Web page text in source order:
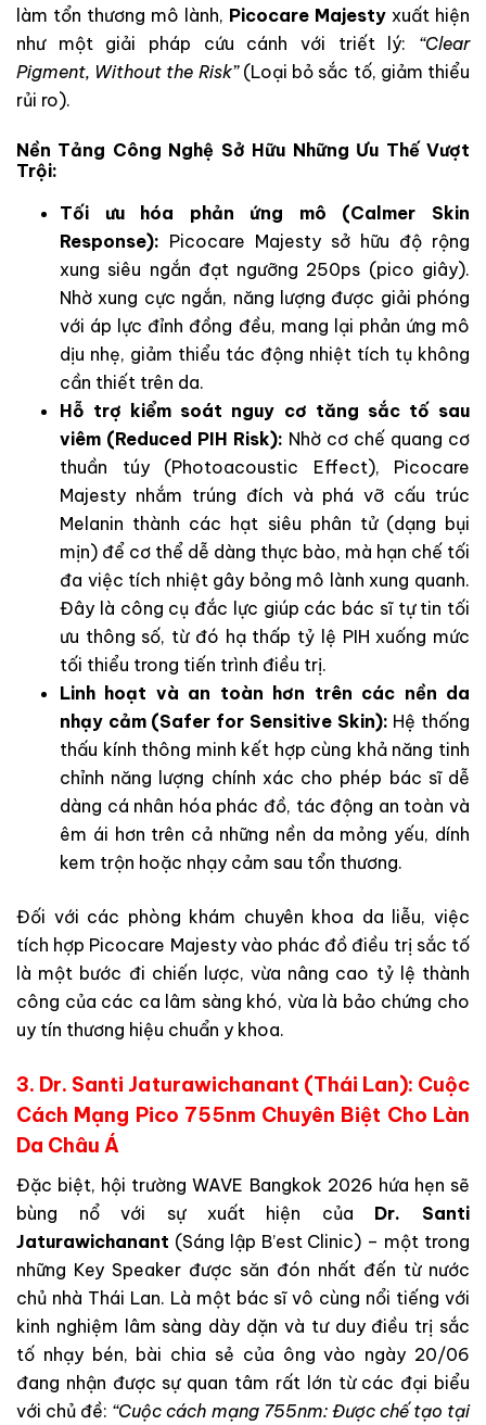
làm tổn thương mô lành, Picocare Majesty xuất hiện
như một giải pháp cứu cánh với triết lý: “Clear
Pigment, Without the Risk”(Loại bỏ sắc tố, giảm thiểu
rủi ro).
Nền Tảng Công Nghệ Sở Hữu Những Ưu Thế Vượt
Trội:
Tối ưu hóa phản ứng mô (Calmer Skin
Response): Picocare Majesty sở hữu độ rộng
xung siêu ngắn đạt ngưỡng 250ps (pico giây).
Nhờ xung cực ngắn, năng lượng được giải phóng
với áp lực đỉnh đồng đều, mang lại phản ứng mô
dịu nhẹ, giảm thiểu tác động nhiệt tích tụ không
cần thiết trên da.
Hỗ trợ kiểm soát nguy cơ tăng sắc tố sau
viêm (Reduced PIH Risk): Nhờ cơ chế quang cơ
thuần túy (Photoacoustic Effect), Picocare
Majesty nhắm trúng đích và phá vỡ cấu trúc
Melanin thành các hạt siêu phân tử (dạng bụi
mịn) để cơ thể dễ dàng thực bào, mà hạn chế tối
đa việc tích nhiệt gây bỏng mô lành xung quanh.
Đây là công cụ đắc lực giúp các bác sĩ tự tin tối
ưu thông số, từ đó hạ thấp tỷ lệ PIH xuống mức
tối thiểu trong tiến trình điều trị.
Linh hoạt và an toàn hơn trên các nền da
nhạy cảm (Safer for Sensitive Skin): Hệ thống
thấu kính thông minh kết hợp cùng khả năng tinh
chỉnh năng lượng chính xác cho phép bác sĩ dễ
dàng cá nhân hóa phác đồ, tác động an toàn và
êm ái hơn trên cả những nền da mỏng yếu, dính
kem trộn hoặc nhạy cảm sau tổn thương.
Đối với các phòng khám chuyên khoa da liễu, việc
tích hợp Picocare Majesty vào phác đồ điều trị sắc tố
là một bước đi chiến lược, vừa nâng cao tỷ lệ thành
công của các ca lâm sàng khó, vừa là bảo chứng cho
uy tín thương hiệu chuẩn y khoa.
3. Dr. Santi Jaturawichanant (Thái Lan): Cuộc
Cách Mạng Pico 755nm Chuyên Biệt Cho Làn
Da Châu Á
Đặc biệt, hội trường WAVE Bangkok 2026 hứa hẹn sẽ
bùng nổ với sự xuất hiện của Dr. Santi
Jaturawichanant (Sáng lập B’est Clinic) – một trong
những Key Speaker được săn đón nhất đến từ nước
chủ nhà Thái Lan. Là một bác sĩ vô cùng nổi tiếng với
kinh nghiệm lâm sàng dày dặn và tư duy điều trị sắc
tố nhạy bén, bài chia sẻ của ông vào ngày 20/06
đang nhận được sự quan tâm rất lớn từ các đại biểu
với chủ đề: “Cuộc cách mạng 755nm: Được chế tạo tại